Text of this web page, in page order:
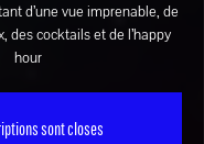
d’une vue imprenable, de
des cocktails et de l’happy
hour
sont closes